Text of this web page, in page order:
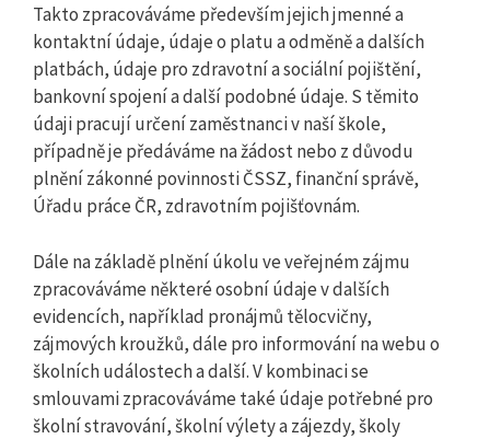
Takto zpracováváme především jejich jmenné a
kontaktní údaje, údaje o platu a odměně a dalších
platbách, údaje pro zdravotní a sociální pojištění,
bankovní spojení a další podobné údaje. S těmito
údaji pracují určení zaměstnanci v naší škole,
případně je předáváme na žádost nebo z důvodu
plnění zákonné povinnosti ČSSZ, finanční správě,
Úřadu práce ČR, zdravotním pojišťovnám.
Dále na základě plnění úkolu ve veřejném zájmu
zpracováváme některé osobní údaje v dalších
evidencích, například pronájmů tělocvičny,
zájmových kroužků, dále pro informování na webu o
školních událostech a další. V kombinaci se
smlouvami zpracováváme také údaje potřebné pro
školní stravování, školní výlety a zájezdy, školy